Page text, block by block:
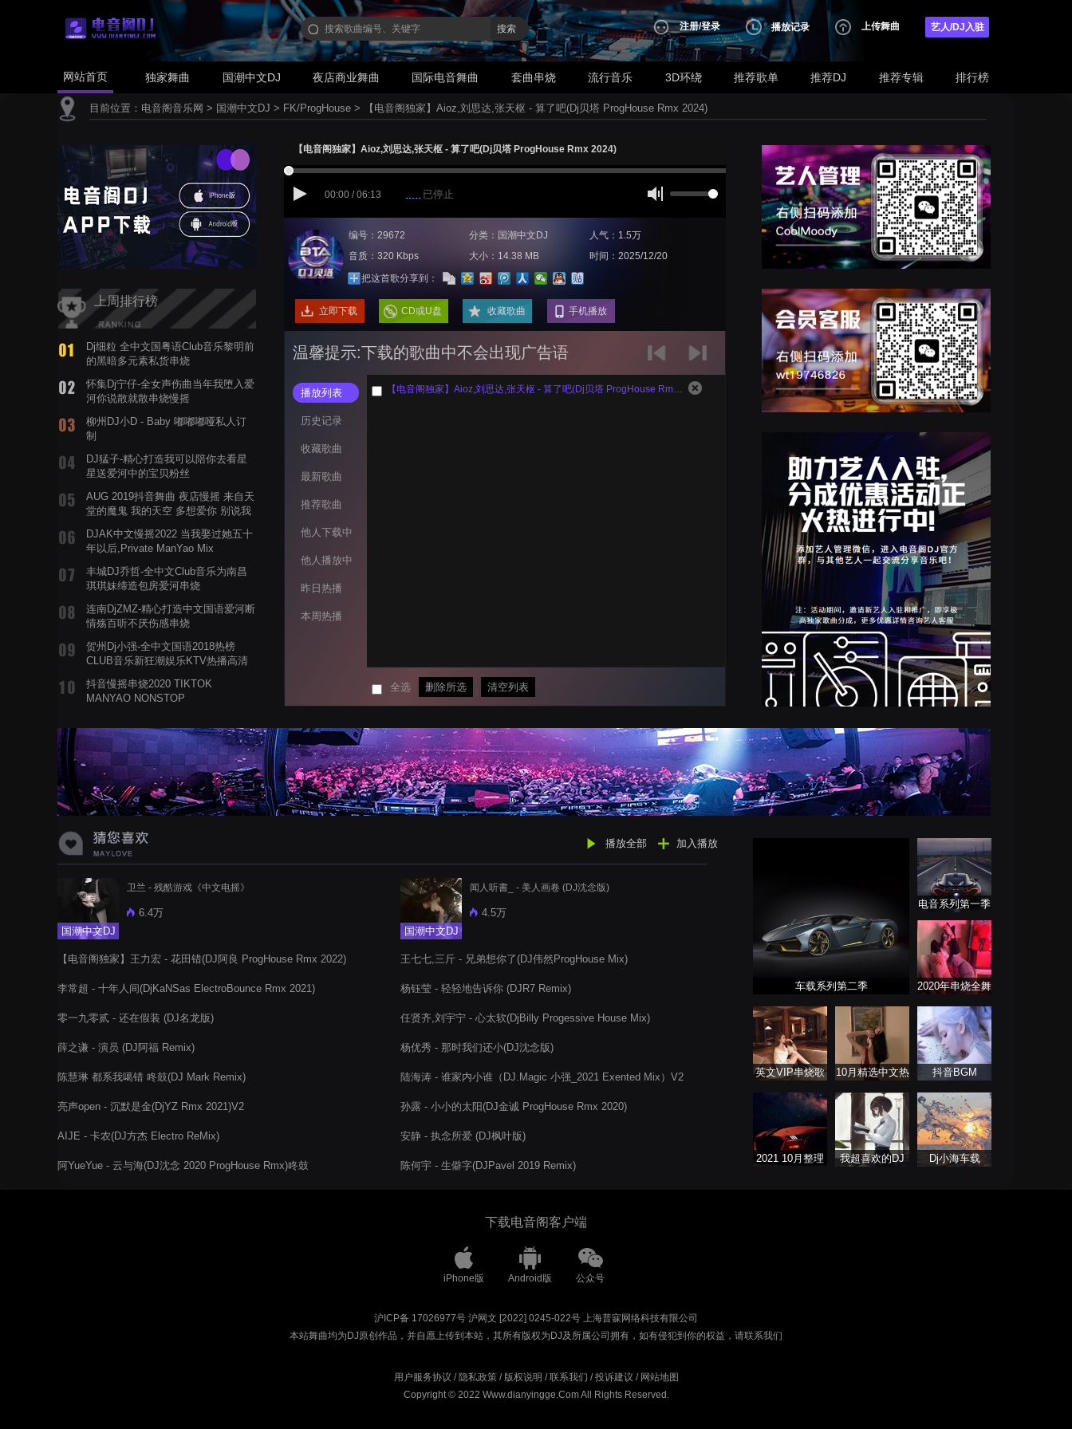
搜索 注册/登录 播放记录 上传舞曲 艺人/DJ入驻
网站首页 独家舞曲 国潮中文DJ 夜店商业舞曲 国际电音舞曲 套曲串烧 流行音乐 3D环绕 推荐歌单 推荐DJ 推荐专辑 排行榜
目前位置： 电音阁音乐网 > 国潮中文DJ > FK/ProgHouse > 【电音阁独家】Aioz,刘思达,张天枢 - 算了吧(Dj贝塔 ProgHouse Rmx 2024)
上周排行榜
Dj细粒 全中文国粤语Club音乐黎明前
的黑暗多元素私货串烧
怀集Dj宁仔-全女声伤曲当年我堕入爱
河你说散就散串烧慢摇
柳州DJ小D - Baby 嘟嘟嘟哑私人订
制
DJ猛子-精心打造我可以陪你去看星
星送爱河中的宝贝粉丝
AUG 2019抖音舞曲 夜店慢摇 来自天
堂的魔鬼 我的天空 多想爱你 别说我
DJAK中文慢摇2022 当我娶过她五十
年以后,Private ManYao Mix
丰城DJ乔哲-全中文Club音乐为南昌
琪琪妹缔造包房爱河串烧
连南DjZMZ-精心打造中文国语爱河断
情殇百听不厌伤感串烧
贺州Dj小强-全中文国语2018热榜
CLUB音乐新狂潮娱乐KTV热播高清
抖音慢摇串烧2020 TIKTOK
MANYAO NONSTOP
蝉爸爸妈妈爱存在夏天的风是想你的
声音啊
【电音阁独家】Aioz,刘思达,张天枢 - 算了吧(Dj贝塔 ProgHouse Rmx 2024)
00:00 / 06:13 已停止
编号：29672 分类：国潮中文DJ
人气：1.5万
音质：320 Kbps
大小：14.38 MB
时间：2025/12/20
把这首歌分享到：
立即下载 CD或U盘 收藏歌曲 手机播放
温馨提示:下载的歌曲中不会出现广告语
播放列表
历史记录
收藏歌曲
最新歌曲
推荐歌曲
他人下载中
他人播放中
昨日热播
本周热播
【电音阁独家】Aioz,刘思达,张天枢 - 算了吧(Dj贝塔 ProgHouse Rmx 2024)
全选 删除所选 清空列表
播放全部 加入播放
国潮中文DJ
卫兰 - 残酷游戏《中文电摇》
6.4万
【电音阁独家】王力宏 - 花田错(DJ阿良 ProgHouse Rmx 2022)
李常超 - 十年人间(DjKaNSas ElectroBounce Rmx 2021)
零一九零贰 - 还在假装 (DJ名龙版)
薛之谦 - 演员 (DJ阿福 Remix)
陈慧琳 都系我噶错 咚鼓(DJ Mark Remix)
亮声open - 沉默是金(DjYZ Rmx 2021)V2
AIJE - 卡农(DJ方杰 Electro ReMix)
阿YueYue - 云与海(DJ沈念 2020 ProgHouse Rmx)咚鼓
国潮中文DJ
闻人听書_ - 美人画卷 (DJ沈念版)
4.5万
王七七,三斤 - 兄弟想你了(DJ伟然ProgHouse Mix)
杨钰莹 - 轻轻地告诉你 (DJR7 Remix)
任贤齐,刘宇宁 - 心太软(DjBilly Progessive House Mix)
杨优秀 - 那时我们还小(DJ沈念版)
陆海涛 - 谁家内小谁（DJ.Magic 小强_2021 Exented Mix）V2
孙露 - 小小的太阳(DJ金诚 ProgHouse Rmx 2020)
安静 - 执念所爱 (DJ枫叶版)
陈何宇 - 生僻字(DJPavel 2019 Remix)
车载系列第二季
电音系列第一季
2020年串烧全舞
英文VIP串烧歌
10月精选中文热
抖音BGM
2021 10月整理
我超喜欢的DJ Dj小海车载
下载电音阁客户端
iPhone版 Android版 公众号
沪ICP备 17026977号 沪网文 [2022] 0245-022号 上海普寐网络科技有限公司
本站舞曲均为DJ原创作品，并自愿上传到本站，其所有版权为DJ及所属公司拥有，如有侵犯到你的权益，请联系我们
用户服务协议 / 隐私政策/ 版权说明 /联系我们 /投诉建议 / 网站地图
Copyright © 2022 Www.dianyingge.Com All Rights Reserved.